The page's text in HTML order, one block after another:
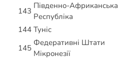
143
Південно-Африканська
Республіка
144 Туніс
145
Федеративні Штати
Мікронезії